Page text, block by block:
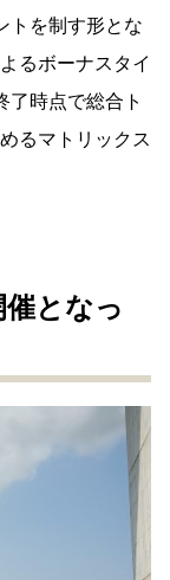
トを制す形とな
るボーナスタイ
了時点で総合ト
るマトリックス
となっ